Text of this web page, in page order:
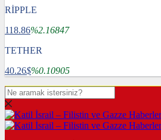
RİPPLE
118.86%2.16847
TETHER
40.26$%0.10905